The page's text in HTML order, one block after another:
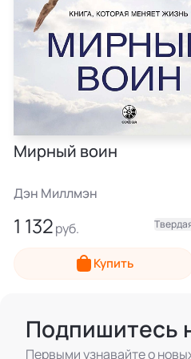
Мирный воин
Дэн Миллмэн
1 132
Электронная
Купить
Подпишитесь
Первыми узнавайте о